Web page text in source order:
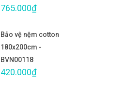
765.000₫
Bảo vệ nệm cotton
180x200cm -
BVN00118
420.000₫